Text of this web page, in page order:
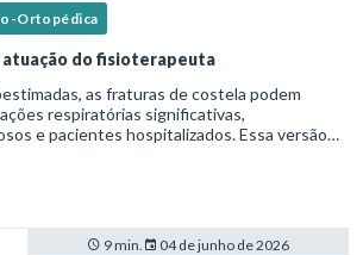
Ortopédica
do fisioterapeuta
as fraturas de costela podem
respiratórias significativas,
e pacientes hospitalizados. Essa versão
9 min. 04 de junho de 2026